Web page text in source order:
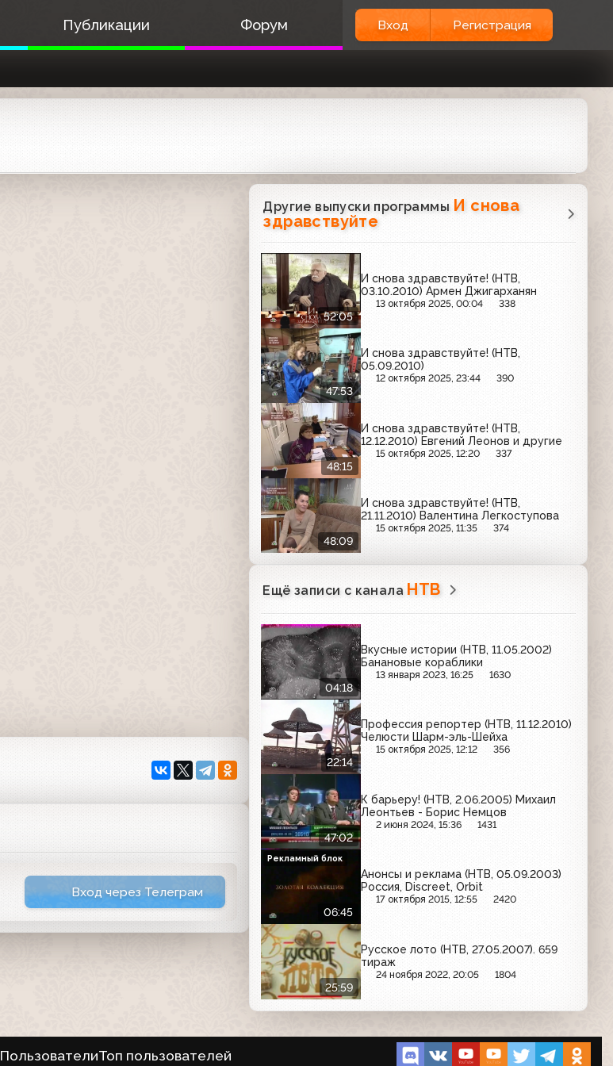
Публикации Форум Вход Регистрация
Вход через Телеграм
Другие выпуски программы И снова
здравствуйте
52:05
И снова здравствуйте! (НТВ,
03.10.2010) Армен Джигарханян
13 октября 2025, 00:04 338
47:53
И снова здравствуйте! (НТВ,
05.09.2010)
12 октября 2025, 23:44 390
48:15
И снова здравствуйте! (НТВ,
12.12.2010) Евгений Леонов и другие
15 октября 2025, 12:20 337
48:09
И снова здравствуйте! (НТВ,
21.11.2010) Валентина Легкоступова
15 октября 2025, 11:35 374
Ещё записи с канала НТВ
04:18
Вкусные истории (НТВ, 11.05.2002)
Банановые кораблики
13 января 2023, 16:25 1630
22:14
Профессия репортер (НТВ, 11.12.2010)
Челюсти Шарм-эль-Шейха
15 октября 2025, 12:12 356
47:02
К барьеру! (НТВ, 2.06.2005) Михаил
Леонтьев - Борис Немцов
2 июня 2024, 15:36 1431
06:45
Анонсы и реклама (НТВ, 05.09.2003)
Россия, Discreet, Orbit
17 октября 2015, 12:55 2420
Рекламный блок
25:59
Русское лото (НТВ, 27.05.2007). 659
тираж
24 ноября 2022, 20:05 1804
ПользователиТоп пользователей